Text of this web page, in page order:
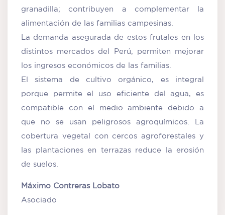
granadilla; contribuyen a complementar la
alimentación de las familias campesinas.
La demanda asegurada de estos frutales en los
distintos mercados del Perú, permiten mejorar
los ingresos económicos de las familias.
El sistema de cultivo orgánico, es integral
porque permite el uso eficiente del agua, es
compatible con el medio ambiente debido a
que no se usan peligrosos agroquímicos. La
cobertura vegetal con cercos agroforestales y
las plantaciones en terrazas reduce la erosión
de suelos.
Máximo Contreras Lobato
Asociado